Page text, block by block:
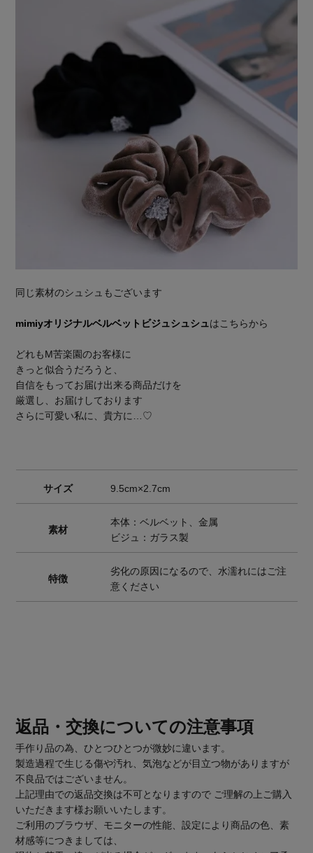
同じ素材のシュシュもございます
mimiyオリジナルベルベットビジュシュシュはこちらから
どれもM苦楽園のお客様に
きっと似合うだろうと、
自信をもってお届け出来る商品だけを
厳選し、お届けしております
さらに可愛い私に、貴方に…♡
サイズ 9.5cm×2.7cm
素材
本体：ベルベット、金属
ビジュ：ガラス製
特徴
劣化の原因になるので、水濡れにはご注
意ください
返品・交換についての注意事項
手作り品の為、ひとつひとつが微妙に違います。
製造過程で生じる傷や汚れ、気泡などが目立つ物がありますが
不良品ではございません。
上記理由での返品交換は不可となりますので ご理解の上ご購入
いただきます様お願いいたします。
ご利用のブラウザ、モニターの性能、設定により商品の色、素
材感等につきましては、